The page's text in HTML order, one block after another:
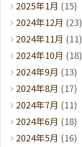
2025年1月 (15)
2024年12月 (23)
2024年11月 (11)
2024年10月 (18)
2024年9月 (13)
2024年8月 (17)
2024年7月 (11)
2024年6月 (18)
2024年5月 (16)